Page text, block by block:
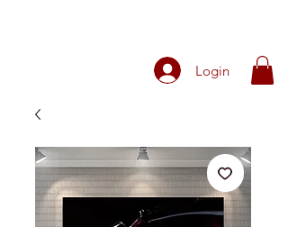
Login